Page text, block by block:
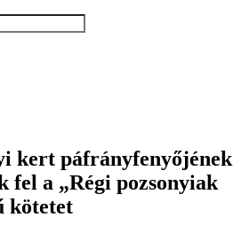
kert páfrányfenyőjének
fel a „Régi pozsonyiak
kötetet